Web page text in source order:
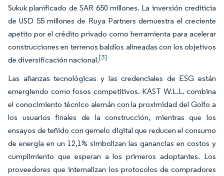
Sukuk planificado de SAR 650 millones. La inversión crediticia
de USD 55 millones de Ruya Partners demuestra el creciente
apetito por el crédito privado como herramienta para acelerar
construcciones en terrenos baldíos alineadas con los objetivos
de diversificación nacional.[3]
Las alianzas tecnológicas y las credenciales de ESG están
emergiendo como fosos competitivos. KAST W.L.L. combina
el conocimiento técnico alemán con la proximidad del Golfo a
los usuarios finales de la construcción, mientras que los
ensayos de teñido con gemelo digital que reducen el consumo
de energía en un 12,1% simbolizan las ganancias en costos y
cumplimiento que esperan a los primeros adoptantes. Los
proveedores que internalizan los protocolos de compradores